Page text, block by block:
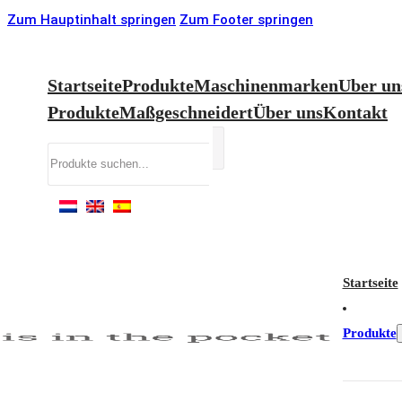
Zum Hauptinhalt springen Zum Footer springen
StartseiteProdukteMaschinenmarkenUber
ProdukteMaßgeschneidertÜber unsKontakt
Startseite
Produkte